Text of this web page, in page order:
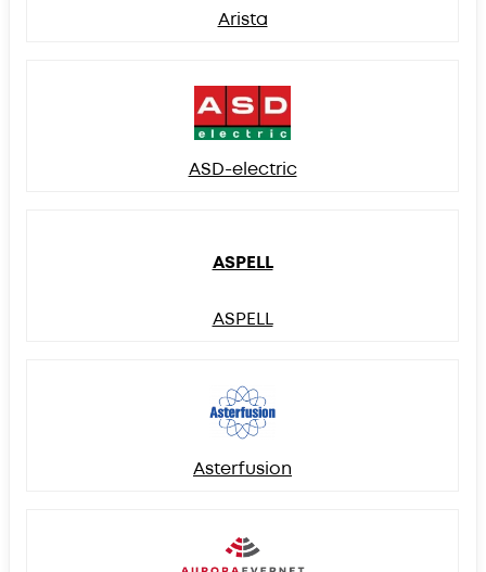
Arista
ASD-electric
ASPELL
ASPELL
Asterfusion